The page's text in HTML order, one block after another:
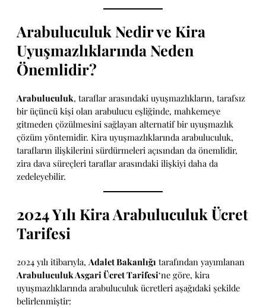
Arabuluculuk Nedir ve Kira
Uyuşmazlıklarında Neden
Önemlidir?
Arabuluculuk, taraflar arasındaki uyuşmazlıkların, tarafsız
bir üçüncü kişi olan arabulucu eşliğinde, mahkemeye
gitmeden çözülmesini sağlayan alternatif bir uyuşmazlık
çözüm yöntemidir. Kira uyuşmazlıklarında arabuluculuk,
tarafların ilişkilerini sürdürmeleri açısından da önemlidir,
zira dava süreçleri taraflar arasındaki ilişkiyi daha da
zedeleyebilir.
2024 Yılı Kira Arabuluculuk Ücret
Tarifesi
2024 yılı itibarıyla, Adalet Bakanlığı tarafından yayımlanan
Arabuluculuk Asgari Ücret Tarifesi‘ne göre, kira
uyuşmazlıklarında arabuluculuk ücretleri aşağıdaki şekilde
belirlenmiştir: